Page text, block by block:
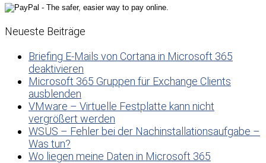
Neueste Beiträge
Briefing E-Mails von Cortana in Microsoft 365
deaktivieren
Microsoft 365 Gruppen für Exchange Clients
ausblenden
VMware – Virtuelle Festplatte kann nicht
vergrößert werden
WSUS – Fehler bei der Nachinstallationsaufgabe –
Was tun?
Wo liegen meine Daten in Microsoft 365